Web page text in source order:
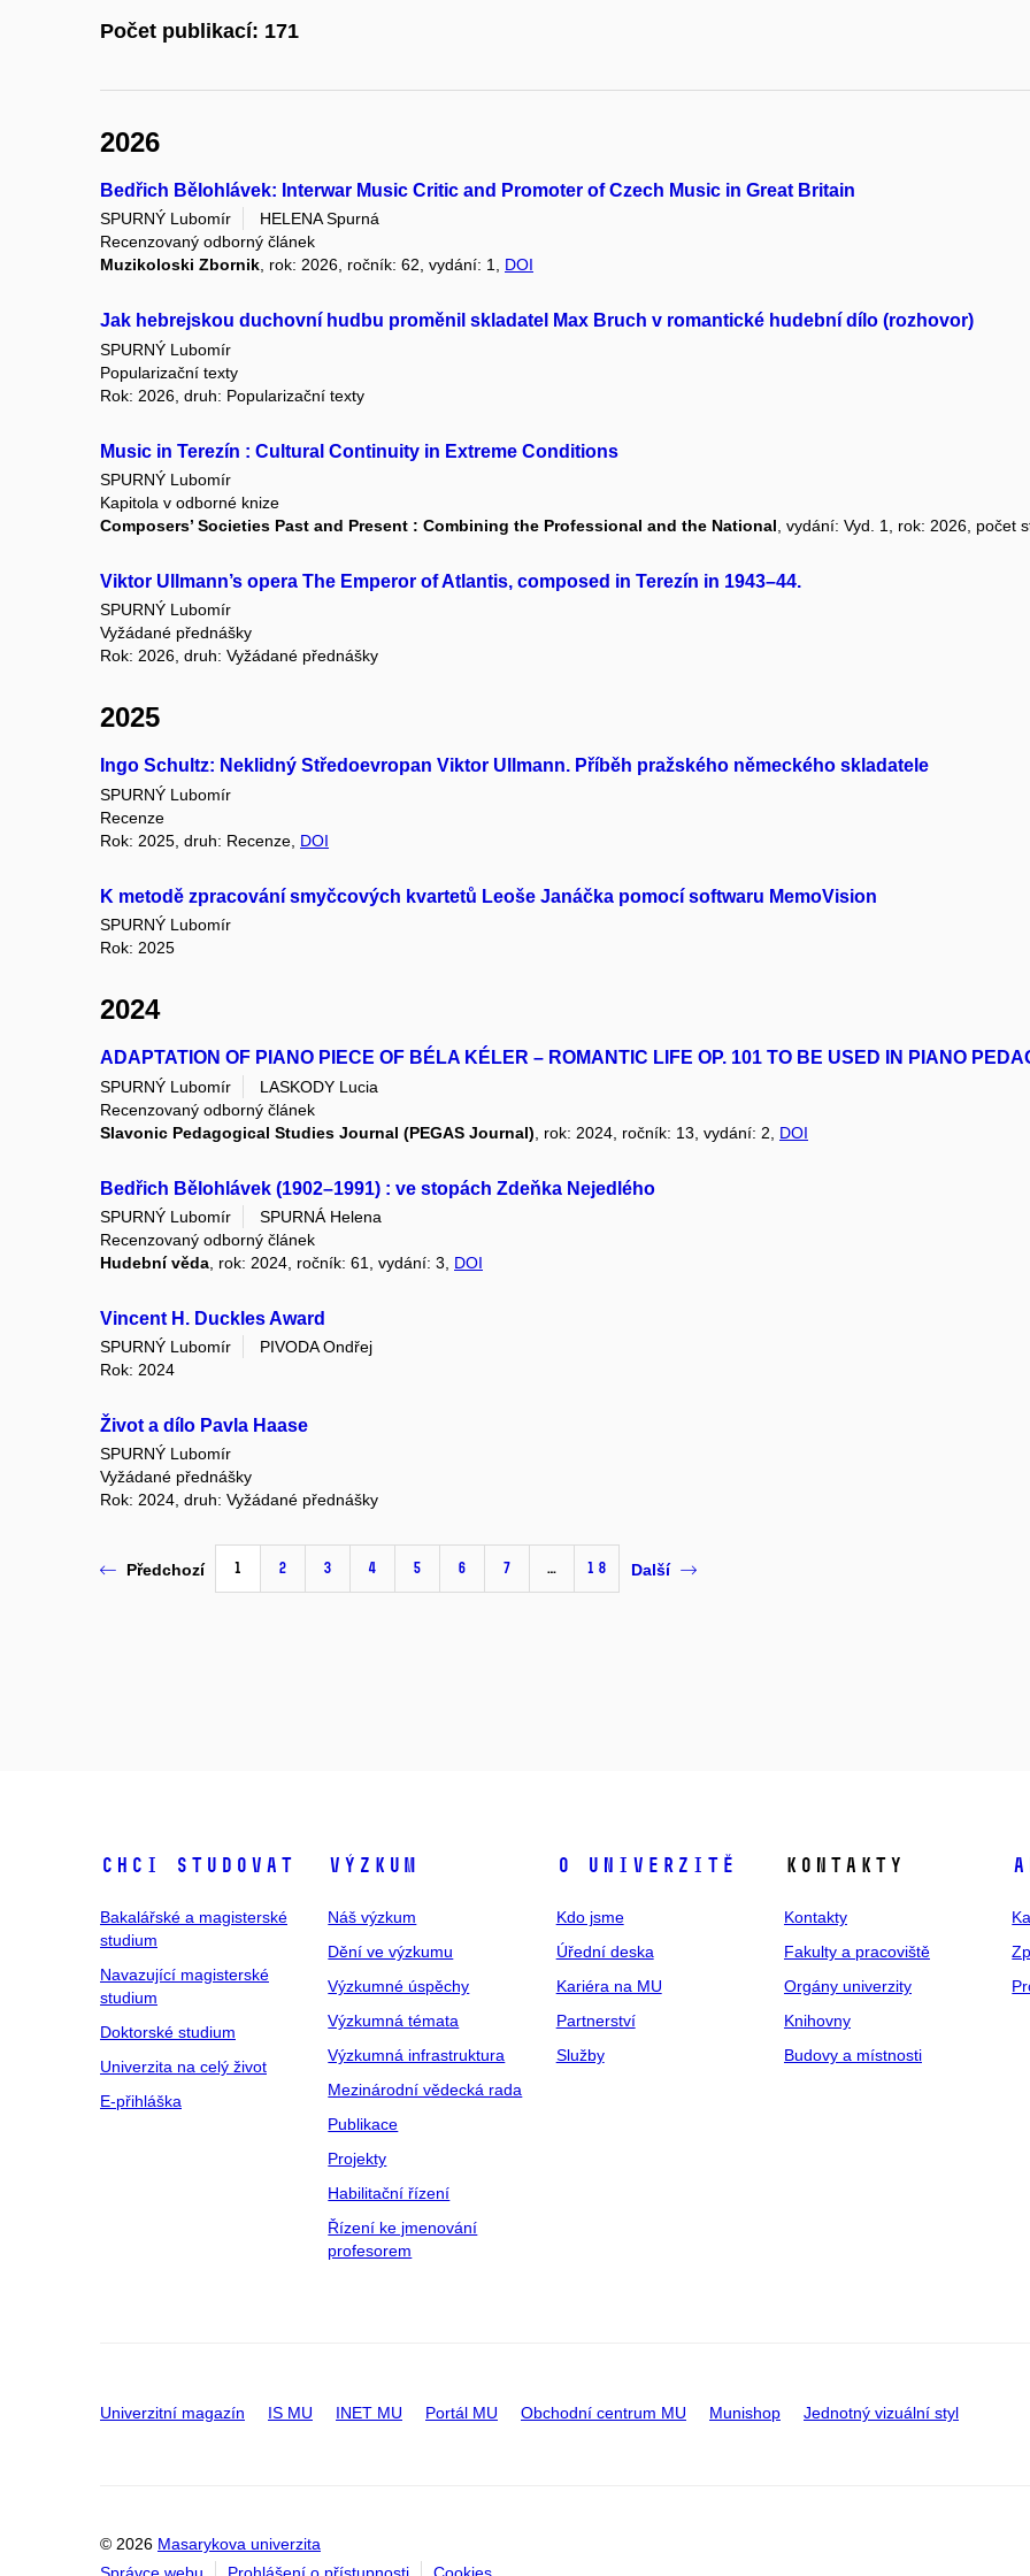
Počet publikací: 171
2026
Bedřich Bělohlávek: Interwar Music Critic and Promoter of Czech Music in Great Britain
SPURNÝ Lubomír
HELENA Spurná
Recenzovaný odborný článek
Muzikoloski Zbornik, rok: 2026, ročník: 62, vydání: 1, DOI
Jak hebrejskou duchovní hudbu proměnil skladatel Max Bruch v romantické hudební dílo (rozhovor)
SPURNÝ Lubomír
Popularizační texty
Rok: 2026, druh: Popularizační texty
Music in Terezín : Cultural Continuity in Extreme Conditions
SPURNÝ Lubomír
Kapitola v odborné knize
Composers’ Societies Past and Present : Combining the Professional and the National , vydání: Vyd. 1, rok: 2026, počet
Viktor Ullmann’s opera The Emperor of Atlantis, composed in Terezín in 1943–44.
SPURNÝ Lubomír
Vyžádané přednášky
Rok: 2026, druh: Vyžádané přednášky
2025
Ingo Schultz: Neklidný Středoevropan Viktor Ullmann. Příběh pražského německého skladatele
SPURNÝ Lubomír
Recenze
Rok: 2025, druh: Recenze, DOI
K metodě zpracování smyčcových kvartetů Leoše Janáčka pomocí softwaru MemoVision
SPURNÝ Lubomír
Rok: 2025
2024
ADAPTATION OF PIANO PIECE OF BÉLA KÉLER – ROMANTIC LIFE OP. 101 TO BE USED IN PIANO
SPURNÝ Lubomír
LASKODY Lucia
Recenzovaný odborný článek
Slavonic Pedagogical Studies Journal (PEGAS Journal) , rok: 2024, ročník: 13, vydání: 2, DOI
Bedřich Bělohlávek (1902–1991) : ve stopách Zdeňka Nejedlého
SPURNÝ Lubomír
SPURNÁ Helena
Recenzovaný odborný článek
Hudební věda , rok: 2024, ročník: 61, vydání: 3, DOI
Vincent H. Duckles Award
SPURNÝ Lubomír
PIVODA Ondřej
Rok: 2024
Život a dílo Pavla Haase
SPURNÝ Lubomír
Vyžádané přednášky
Rok: 2024, druh: Vyžádané přednášky
Předchozí 1 2 3 4 5 6 7 … 18 Další
Chci studovat
Bakalářské a magisterské
studium
Navazující magisterské
studium
Doktorské studium
Univerzita na celý život
E-přihláška
Výzkum
Náš výzkum
Dění ve výzkumu
Výzkumné úspěchy
Výzkumná témata
Výzkumná infrastruktura
Mezinárodní vědecká rada
Publikace
Projekty
Habilitační řízení
Řízení ke jmenování
profesorem
O univerzitě
Kdo jsme
Úřední deska
Kariéra na MU
Partnerství
Služby
Kontakty
Kontakty
Fakulty a pracoviště
Orgány univerzity
Knihovny
Budovy a místnosti
Univerzitní magazín IS MU INET MU Portál MU Obchodní centrum MU Munishop Jednotný vizuální styl
© 2026 Masarykova univerzita